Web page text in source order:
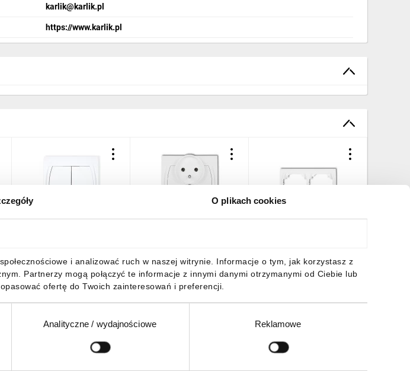
O plikach cookies
i analizować ruch w naszej witrynie. Informacje o tym, jak korzystasz z
Partnerzy mogą połączyć te informacje z innymi danymi otrzymanymi od Ciebie lub
ofertę do Twoich zainteresowań i preferencji.
Analityczne / wydajnościowe Reklamowe
karlik@karlik.pl
https://www.karlik.pl
15,79 złbrutto
DO KOSZYKA
17,52 zł brutto 6,17 zł brutto